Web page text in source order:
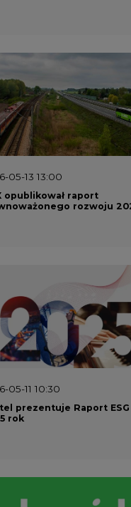
05-13 13:00
opublikował raport
rozwoju
05-11 10:30
prezentuje Raport ESG
rok